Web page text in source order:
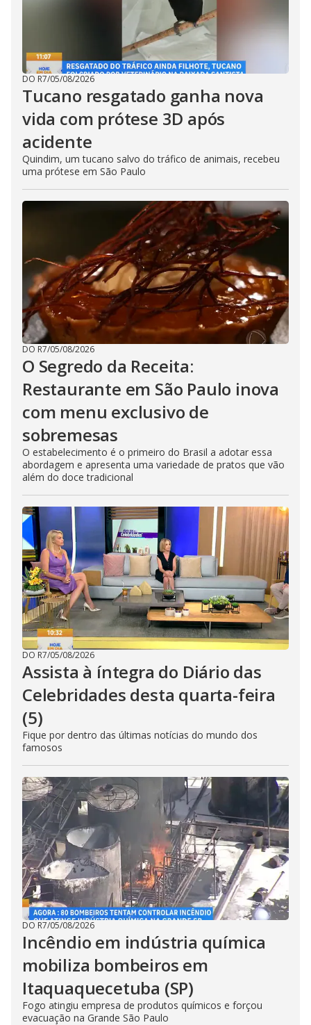
DO R7/05/08/2026
Tucano resgatado ganha nova
vida com prótese 3D após
acidente
Quindim, um tucano salvo do tráfico de animais, recebeu
uma prótese em São Paulo
DO R7/05/08/2026
O Segredo da Receita:
Restaurante em São Paulo inova
com menu exclusivo de
sobremesas
O estabelecimento é o primeiro do Brasil a adotar essa
abordagem e apresenta uma variedade de pratos que vão
além do doce tradicional
DO R7/05/08/2026
Assista à íntegra do Diário das
Celebridades desta quarta-feira
(5)
Fique por dentro das últimas notícias do mundo dos
famosos
DO R7/05/08/2026
Incêndio em indústria química
mobiliza bombeiros em
Itaquaquecetuba (SP)
Fogo atingiu empresa de produtos químicos e forçou
evacuação na Grande São Paulo